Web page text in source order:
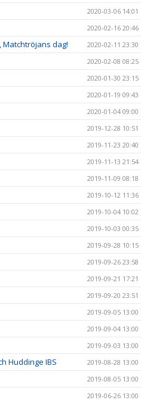
2020-03-06 14:01
2020-02-16 20:46
Matchtröjans dag! 2020-02-11 23:30
2020-02-08 08:25
2020-01-30 23:15
2020-01-19 09:43
2020-01-04 09:00
2019-12-28 10:51
2019-11-23 20:40
2019-11-13 21:54
2019-11-09 08:18
2019-10-12 11:36
2019-10-04 10:02
2019-10-03 00:35
2019-09-28 10:15
2019-09-26 23:58
2019-09-21 17:21
2019-09-20 23:51
2019-09-05 13:00
2019-09-04 13:00
2019-09-03 13:00
Huddinge IBS 2019-08-28 13:00
2019-08-05 13:00
2019-06-26 13:00